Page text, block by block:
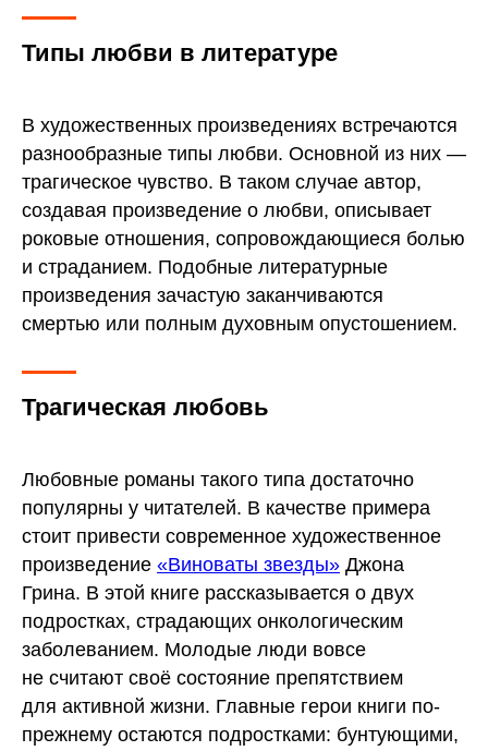
Типы любви в литературе
В художественных произведениях встречаются
разнообразные типы любви. Основной из них —
трагическое чувство. В таком случае автор,
создавая произведение о любви, описывает
роковые отношения, сопровождающиеся болью
и страданием. Подобные литературные
произведения зачастую заканчиваются
смертью или полным духовным опустошением.
Трагическая любовь
Любовные романы такого типа достаточно
популярны у читателей. В качестве примера
стоит привести современное художественное
произведение «Виноваты звезды» Джона
Грина. В этой книге рассказывается о двух
подростках, страдающих онкологическим
заболеванием. Молодые люди вовсе
не считают своё состояние препятствием
для активной жизни. Главные герои книги по-
прежнему остаются подростками: бунтующими,